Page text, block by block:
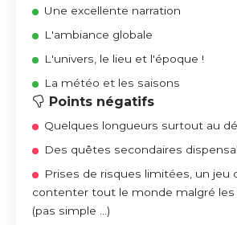
Une excellente narration
L'ambiance globale
L'univers, le lieu et l'époque !
La météo et les saisons
Points négatifs
Quelques longueurs surtout au
Des quêtes secondaires
Prises de risques limitées, un jeu
contenter tout le monde malgré les
(pas simple ...)